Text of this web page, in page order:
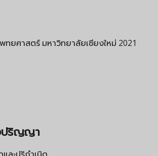
ทยศาสตร์ มหาวิทยาลัยเชียงใหม่ 2021
ปริญญา